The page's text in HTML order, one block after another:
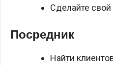
Сделайте
Посредник
Найти